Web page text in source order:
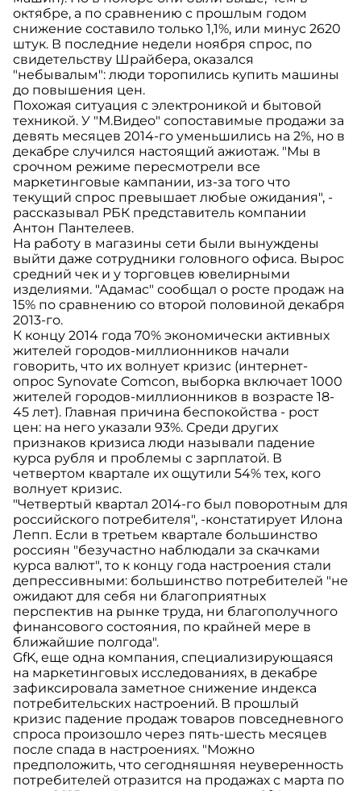
октябре, а по сравнению с прошлым годом
снижение составило только 1,1%, или минус 2620
штук. В последние недели ноября спрос, по
свидетельству Шрайбера, оказался
"небывалым": люди торопились купить машины
до повышения цен.
Похожая ситуация с электроникой и бытовой
техникой. У "М.Видео" сопоставимые продажи за
девять месяцев 2014-го уменьшились на 2%, но в
декабре случился настоящий ажиотаж. "Мы в
срочном режиме пересмотрели все
маркетинговые кампании, из-за того что
текущий спрос превышает любые ожидания", -
рассказывал РБК представитель компании
Антон Пантелеев.
На работу в магазины сети были вынуждены
выйти даже сотрудники головного офиса. Вырос
средний чек и у торговцев ювелирными
изделиями. "Адамас" сообщал о росте продаж на
15% по сравнению со второй половиной декабря
2013-го.
К концу 2014 года 70% экономически активных
жителей городов-миллионников начали
говорить, что их волнует кризис (интернет-
опрос Synovate Comcon, выборка включает 1000
жителей городов-миллионников в возрасте 18-
45 лет). Главная причина беспокойства - рост
цен: на него указали 93%. Среди других
признаков кризиса люди называли падение
курса рубля и проблемы с зарплатой. В
четвертом квартале их ощутили 54% тех, кого
волнует кризис.
"Четвертый квартал 2014-го был поворотным для
российского потребителя", -констатирует Илона
Лепп. Если в третьем квартале большинство
россиян "безучастно наблюдали за скачками
курса валют", то к концу года настроения стали
депрессивными: большинство потребителей "не
ожидают для себя ни благоприятных
перспектив на рынке труда, ни благополучного
финансового состояния, по крайней мере в
ближайшие полгода".
GfK, еще одна компания, специализирующаяся
на маркетинговых исследованиях, в декабре
зафиксировала заметное снижение индекса
потребительских настроений. В прошлый
кризис падение продаж товаров повседневного
спроса произошло через пять-шесть месяцев
после спада в настроениях. "Можно
предположить, что сегодняшняя неуверенность
потребителей отразится на продажах с марта по